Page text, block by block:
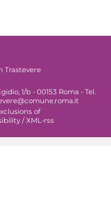
Trastevere
1/b - 00153 Roma - Tel.
of
/ XML-rss